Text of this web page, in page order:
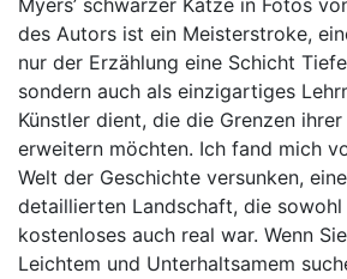
Myers’ schwarzer Katze in Fotos
des Autors ist ein Meisterstroke,
nur der Erzählung eine Schicht
sondern auch als einzigartiges
Künstler dient, die die Grenzen
erweitern möchten. Ich fand mich
Welt der Geschichte versunken,
detaillierten Landschaft, die sowohl
kostenloses auch real war. Wenn
Leichtem und Unterhaltsamem